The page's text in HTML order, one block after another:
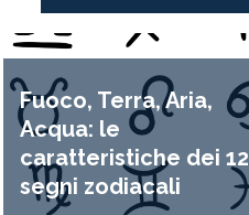
Fuoco, Terra, Aria,
Acqua: le
caratteristiche dei 12
segni zodiacali